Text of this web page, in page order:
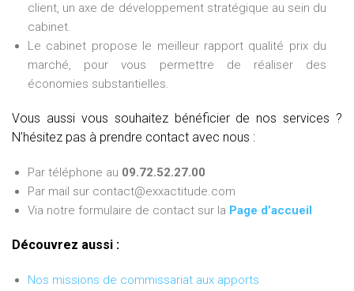
client, un axe de développement stratégique au sein du
cabinet.
Le cabinet propose le meilleur rapport qualité prix du
marché, pour vous permettre de réaliser des
économies substantielles.
Vous aussi vous souhaitez bénéficier de nos services ?
N’hésitez pas à prendre contact avec nous :
Par téléphone au 09.72.52.27.00
Par mail sur contact@exxactitude.com
Via notre formulaire de contact sur la Page d’accueil
Découvrez aussi :
Nos missions de commissariat aux apports